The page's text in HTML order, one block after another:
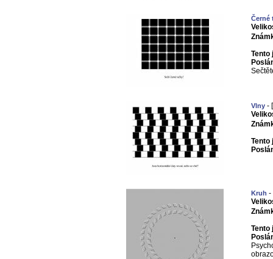
Černé
Tento
Vlny-
Tento
Kruh -
Tento